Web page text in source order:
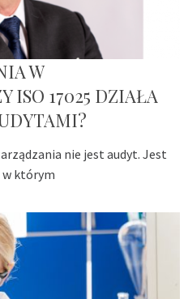
W
ISO 17025 DZIAŁA
nie jest audyt. Jest
w którym